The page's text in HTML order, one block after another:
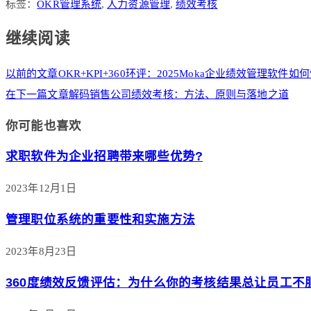
标签：OKR管理系统, 人力资源管理,绩效考核
继续阅读
以前的文章OKR+KPI+360环评：2025Moka企业绩效管理软件如
在下一篇文章解码销售公司绩效考核：方法、原则与落地之道
你可能也喜欢
求职软件为企业招聘带来哪些优势?
2023年12月1日
管理职位系统的重要性和实施方法
2023年8月23日
360度绩效反馈评估：为什么你的考核结果总让员工不